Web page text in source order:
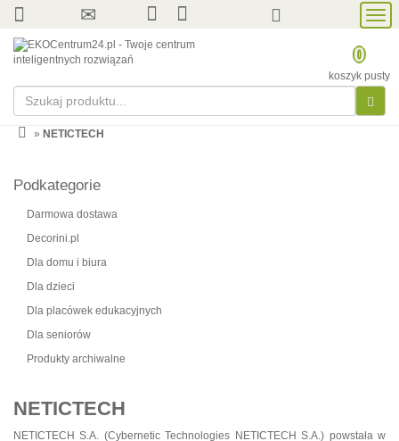
0
koszyk pusty
» NETICTECH
Podkategorie
Darmowa dostawa
Decorini.pl
Dla domu i biura
Dla dzieci
Dla placówek edukacyjnych
Dla seniorów
Produkty archiwalne
NETICTECH
NETICTECH S.A. (Cybernetic Technologies NETICTECH S.A.) powstała w